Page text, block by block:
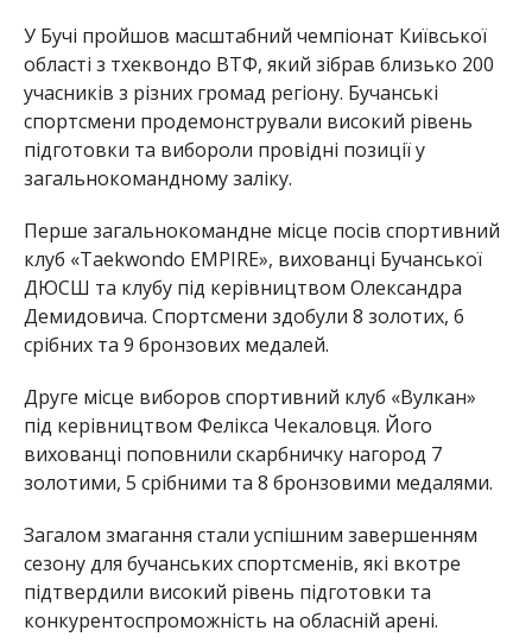
У Бучі пройшов масштабний чемпіонат Київської
області з тхеквондо ВТФ, який зібрав близько 200
учасників з різних громад регіону. Бучанські
спортсмени продемонстрували високий рівень
підготовки та вибороли провідні позиції у
загальнокомандному заліку.
Перше загальнокомандне місце посів спортивний
клуб «Taekwondo EMPIRE», вихованці Бучанської
ДЮСШ та клубу під керівництвом Олександра
Демидовича. Спортсмени здобули 8 золотих, 6
срібних та 9 бронзових медалей.
Друге місце виборов спортивний клуб «Вулкан»
під керівництвом Фелікса Чекаловця. Його
вихованці поповнили скарбничку нагород 7
золотими, 5 срібними та 8 бронзовими медалями.
Загалом змагання стали успішним завершенням
сезону для бучанських спортсменів, які вкотре
підтвердили високий рівень підготовки та
конкурентоспроможність на обласній арені.